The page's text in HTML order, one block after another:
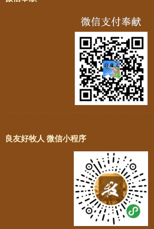
良友好牧人 微信小程序